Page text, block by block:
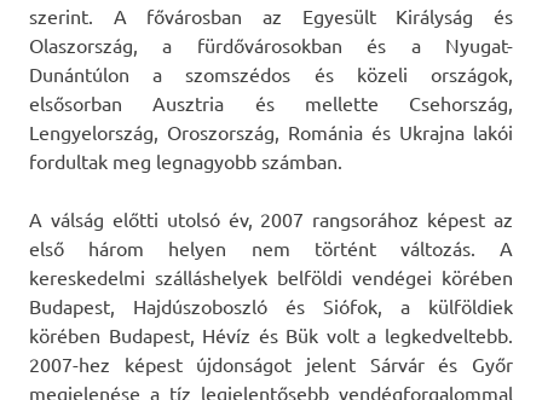
szerint. A fővárosban az Egyesült Királyság és
Olaszország, a fürdővárosokban és a Nyugat-
Dunántúlon a szomszédos és közeli országok,
elsősorban Ausztria és mellette Csehország,
Lengyelország, Oroszország, Románia és Ukrajna lakói
fordultak meg legnagyobb számban.
A válság előtti utolsó év, 2007 rangsorához képest az
első három helyen nem történt változás. A
kereskedelmi szálláshelyek belföldi vendégei körében
Budapest, Hajdúszoboszló és Siófok, a külföldiek
körében Budapest, Hévíz és Bük volt a legkedveltebb.
2007-hez képest újdonságot jelent Sárvár és Győr
megjelenése a tíz legjelentősebb vendégforgalommal